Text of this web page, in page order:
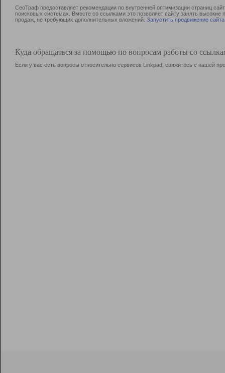
СеоТраф предоставляет рекомендации по внутренней оптимизации страниц
поисковых системах. Вместе со ссылками это позволяет сайту занять
продаж, не требующих дополнительных вложений. Запустить продвижение сайта
Куда обращаться за помощью по вопросам работы со
Если у вас есть вопросы относительно сервисов Linkpad, свяжитесь с нашей